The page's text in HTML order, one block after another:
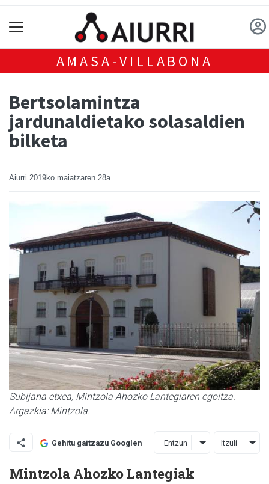
AMASA-VILLABONA
Bertsolamintza
jardunaldietako solasaldien
bilketa
Aiurri 2019ko maiatzaren 28a
Subijana etxea, Mintzola Ahozko Lantegiaren egoitza.
Argazkia: Mintzola.
Gehitu gaitzazu Googlen Entzun Itzuli
Mintzola Ahozko Lantegiak